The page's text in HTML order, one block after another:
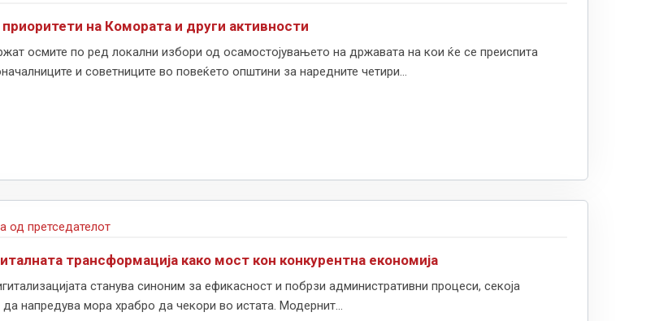
на Комората и други активности
осмите по ред локални избори од осамостојувањето на државата на кои ќе се преиспита
и советниците во повеќето општини за наредните четири...
од претседателот
трансформација како мост кон конкурентна економија
станува синоним за ефикасност и побрзи административни процеси, секоја
напредува мора храбро да чекори во истата. Модернит...